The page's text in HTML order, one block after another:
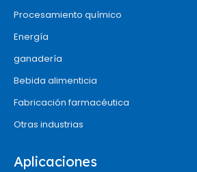
Procesamiento químico
Energía
ganadería
Bebida alimenticia
Fabricación farmacéutica
Otras industrias
Aplicaciones